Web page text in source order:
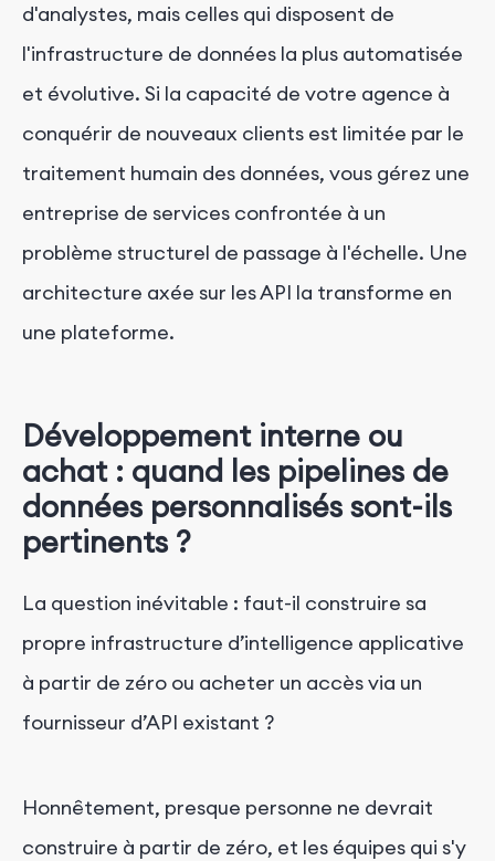
d'analystes, mais celles qui disposent de
l'infrastructure de données la plus automatisée
et évolutive. Si la capacité de votre agence à
conquérir de nouveaux clients est limitée par le
traitement humain des données, vous gérez une
entreprise de services confrontée à un
problème structurel de passage à l'échelle. Une
architecture axée sur les API la transforme en
une plateforme.
Développement interne ou
achat : quand les pipelines de
données personnalisés sont-ils
pertinents ?
La question inévitable : faut-il construire sa
propre infrastructure d’intelligence applicative
à partir de zéro ou acheter un accès via un
fournisseur d’API existant ?
Honnêtement, presque personne ne devrait
construire à partir de zéro, et les équipes qui s'y